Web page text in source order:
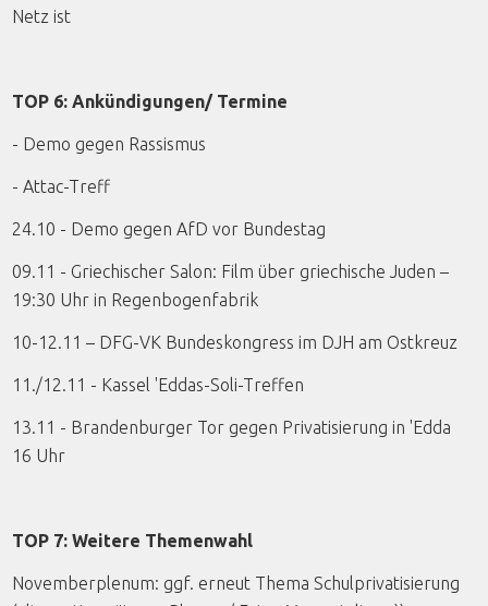
Netz ist
TOP 6: Ankündigungen/ Termine
- Demo gegen Rassismus
- Attac-Treff
24.10 - Demo gegen AfD vor Bundestag
09.11 - Griechischer Salon: Film über griechische Juden –
19:30 Uhr in Regenbogenfabrik
10-12.11 – DFG-VK Bundeskongress im DJH am Ostkreuz
11./12.11 - Kassel 'Eddas-Soli-Treffen
13.11 - Brandenburger Tor gegen Privatisierung in 'Edda
16 Uhr
TOP 7: Weitere Themenwahl
Novemberplenum: ggf. erneut Thema Schulprivatisierung